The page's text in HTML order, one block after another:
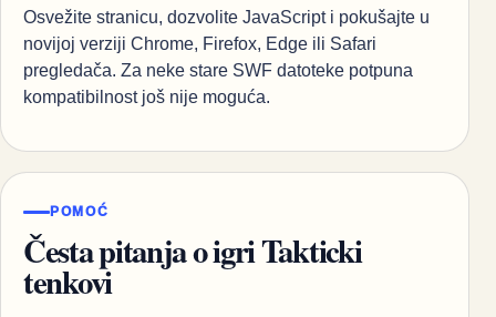
Osvežite stranicu, dozvolite JavaScript i pokušajte u
novijoj verziji Chrome, Firefox, Edge ili Safari
pregledača. Za neke stare SWF datoteke potpuna
kompatibilnost još nije moguća.
POMOĆ
Česta pitanja o igri Takticki
tenkovi